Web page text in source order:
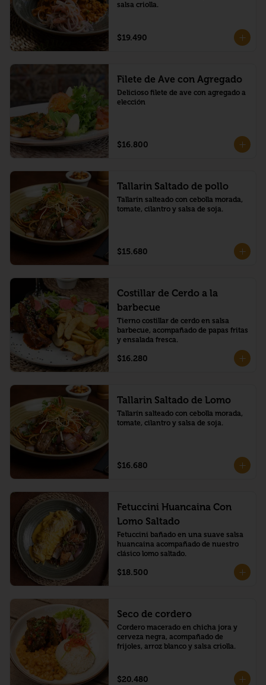
salsa criolla.
$19.490
Filete de Ave con Agregado
Delicioso filete de ave con agregado a
elección
$16.800
Tallarin Saltado de pollo
Tallarín salteado con cebolla morada,
tomate, cilantro y salsa de soja.
$15.680
Costillar de Cerdo a la
barbecue
Tierno costillar de cerdo en salsa
barbecue, acompañado de papas fritas
y ensalada fresca.
$16.280
Tallarin Saltado de Lomo
Tallarín salteado con cebolla morada,
tomate, cilantro y salsa de soja.
$16.680
Fetuccini Huancaina Con
Lomo Saltado
Fetuccini bañado en una suave salsa
huancaina acompañado de nuestro
clásico lomo saltado.
$18.500
Seco de cordero
Cordero macerado en chicha jora y
cerveza negra, acompañado de
frijoles, arroz blanco y salsa criolla.
$20.480